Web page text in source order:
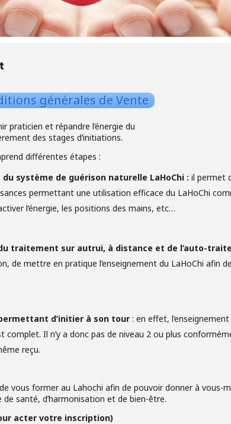
générales de Vente
praticien et répandre l’énergie du
des stages d’initiations.
différentes étapes :
du système de guérison naturelle LaHoChi :il permet
permettant une utilisation efficace du LaHoChi
l’énergie, les positions des mains, etc…
traitement sur autrui, à distance et de l’auto-
de mettre en pratique l’enseignement du LaHoChi afin
d’initier à son tour: en effet,
Il n’y a donc pas de niveau 2 ou plus
reçu.
vous former au Lahochi afin de pouvoir donner à vous-
santé, d’harmonisation et de bien-être.
acter votre inscription)